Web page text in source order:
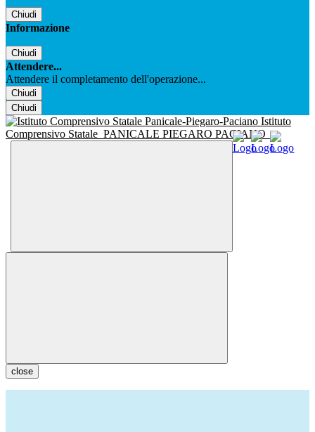
Chiudi
Informazione
Chiudi
Attendere...
Attendere il completamento dell'operazione...
Chiudi
Chiudi
Istituto
Comprensivo Statale PANICALE PIEGARO PACIANO
close